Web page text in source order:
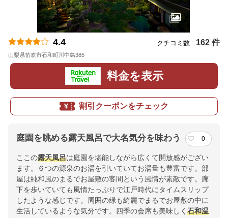
4.4 クチコミ数 : 162 件
山梨県笛吹市石和町川中島385
料金を表示
割引クーポンをチェック
庭園を眺める露天風呂で大名気分を味わう 0
ここの露天風呂は庭園を堪能しながら広くて開放感がござい
ます。６つの源泉のお湯を引いていてお湯量も豊富です。部
屋は純和風のまるでお屋敷の客間という風情が素敵です。廊
下を歩いていても風情たっぷりで江戸時代にタイムスリップ
したような感じです。周囲の緑も綺麗でまるでお屋敷の中に
生活しているような気分です。四季の会席も美味しく 石和温